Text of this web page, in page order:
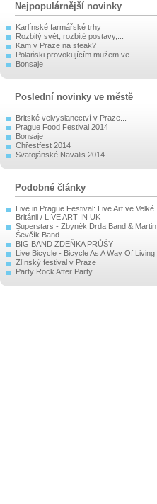
Nejpopulárnější novinky
Karlínské farmářské trhy
Rozbitý svět, rozbité postavy,...
Kam v Praze na steak?
Polański provokujícím mužem ve...
Bonsaje
Poslední novinky ve městě
Britské velvyslanectví v Praze...
Prague Food Festival 2014
Bonsaje
Chřestfest 2014
Svatojánské Navalis 2014
Podobné články
Live in Prague Festival: Live Art ve Velké
Británii / LIVE ART IN UK
Superstars - Zbyněk Drda Band & Martin
Ševčík Band
BIG BAND ZDEŇKA PRŮŠY
Live Bicycle - Bicycle As A Way Of Living
Zlínský festival v Praze
Party Rock After Party